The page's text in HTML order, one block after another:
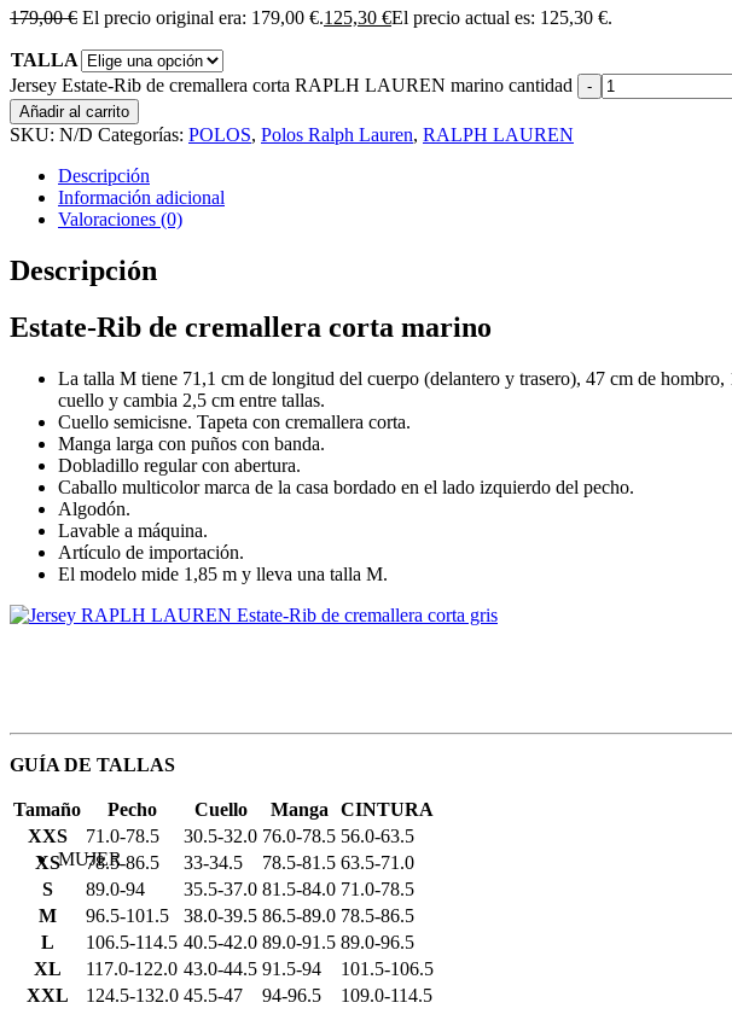
MUJER
179,00€ El precio original era: 179,00 €.125,30 €El precio actual es: 125,30 €.
TALLA
Jersey Estate-Rib de cremallera corta RAPLH LAUREN marino cantidad
Añadir al carrito
SKU: N/D Categorías: POLOS, Polos Ralph Lauren, RALPH LAUREN
Descripción
Información adicional
Valoraciones (0)
Descripción
Estate-Rib de cremallera corta marino
La talla M tiene 71,1 cm de longitud del cuerpo (delantero y trasero), 47 cm de
cuello y cambia 2,5 cm entre tallas.
Cuello semicisne. Tapeta con cremallera corta.
Manga larga con puños con banda.
Dobladillo regular con abertura.
Caballo multicolor marca de la casa bordado en el lado izquierdo del pecho.
Algodón.
Lavable a máquina.
Artículo de importación.
El modelo mide 1,85 m y lleva una talla M.
GUÍA DE TALLAS
Tamaño Pecho Cuello Manga
CINTURA
XXS
71.0-78.5 30.5-32.0 76.0-78.5 56.0-63.5
XS
78.5-86.5 33-34.5 78.5-81.5 63.5-71.0
S
89.0-94 35.5-37.0 81.5-84.0 71.0-78.5
M
96.5-101.5 38.0-39.5 86.5-89.0 78.5-86.5
L
106.5-114.5 40.5-42.0 89.0-91.5 89.0-96.5
XL
117.0-122.0 43.0-44.5 91.5-94
101.5-106.5
XXL
124.5-132.0 45.5-47 94-96.5 109.0-114.5